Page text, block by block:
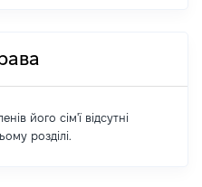
його сім'ї відсутні
розділі.